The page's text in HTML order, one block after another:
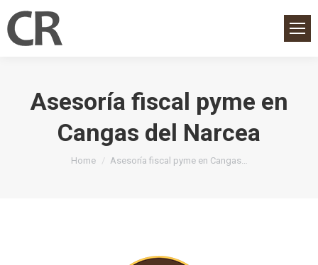
Asesoría fiscal pyme en
Cangas del Narcea
You are here:
Home Asesoría fiscal pyme en Cangas…